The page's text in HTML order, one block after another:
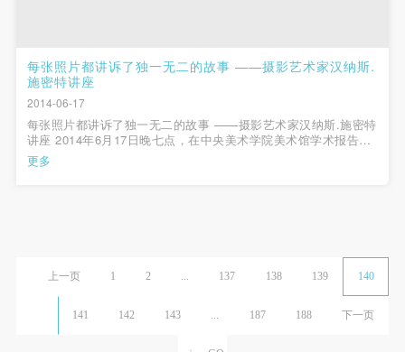
每张照片都讲诉了独一无二的故事 ——摄影艺术家汉纳斯.
施密特讲座
2014-06-17
每张照片都讲诉了独一无二的故事 ——摄影艺术家汉纳斯.施密特
讲座 2014年6月17日晚七点，在中央美术学院美术馆学术报告厅
举办了讲座：释放前后的影像——从“摇滚摄影”到“牛仔系列”。主
讲人为瑞士当代摄影艺术家、多媒体、装置艺术家汉纳斯.施密特
更多
上一页 1 2 ... 137 138 139 140
141 142 143 ... 187 188 下一页